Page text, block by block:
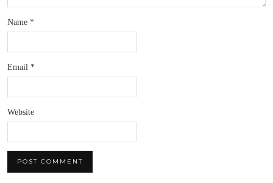
Name *
Email *
Website